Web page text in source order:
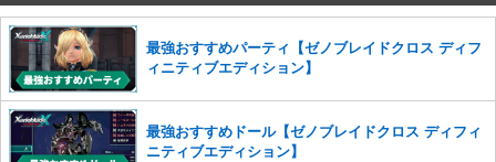
せていただきます。ご了承ください。
※一度削除したコメントは復元ができませんのでご注意くだ
さい。
また、過度な利用規約の違反や、弊社に損害の及ぶ内容の書き込みがあ
った場合は、法的措置をとらせていただく場合もございますので、あら
かじめご理解くださいませ。
最強おすすめパーティ【ゼノブレイドクロス ディフ
ィニティブエディション】
最強おすすめドール【ゼノブレイドクロス ディフィ
ニティブエディション】